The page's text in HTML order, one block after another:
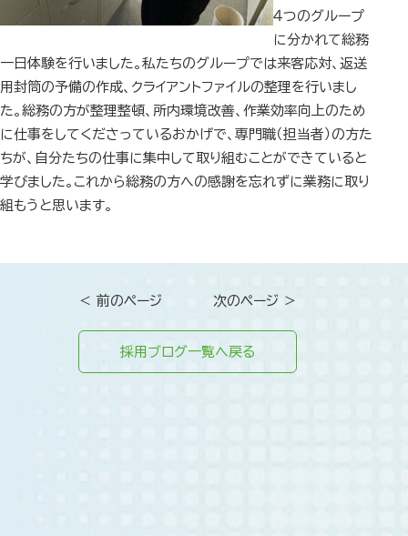
４つのグループ
に分かれて総務
一日体験を行いました。私たちのグループでは来客応対、返送
用封筒の予備の作成、クライアントファイルの整理を行いまし
た。総務の方が整理整頓、所内環境改善、作業効率向上のため
に仕事をしてくださっているおかげで、専門職（担当者）の方た
ちが、自分たちの仕事に集中して取り組むことができていると
学びました。これから総務の方への感謝を忘れずに業務に取り
組もうと思います。
＜ 前のページ 次のページ ＞
採用ブログ一覧へ戻る